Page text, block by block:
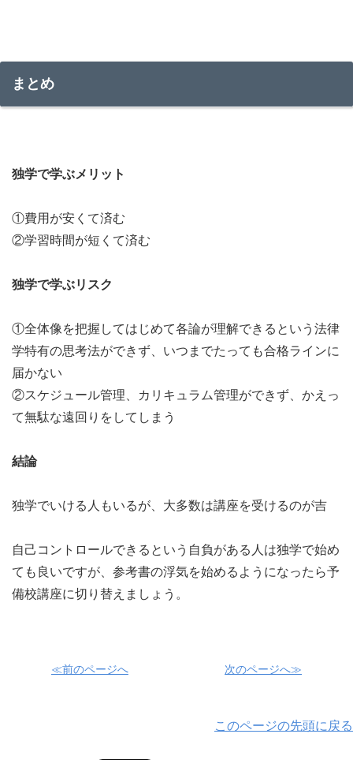
まとめ
独学で学ぶメリット
①費用が安くて済む
②学習時間が短くて済む
独学で学ぶリスク
①全体像を把握してはじめて各論が理解できるという法律
学特有の思考法ができず、いつまでたっても合格ラインに
届かない
②スケジュール管理、カリキュラム管理ができず、かえっ
て無駄な遠回りをしてしまう
結論
独学でいける人もいるが、大多数は講座を受けるのが吉
自己コントロールできるという自負がある人は独学で始め
ても良いですが、参考書の浮気を始めるようになったら予
備校講座に切り替えましょう。
≪前のページへ 次のページへ≫
このページの先頭に戻る